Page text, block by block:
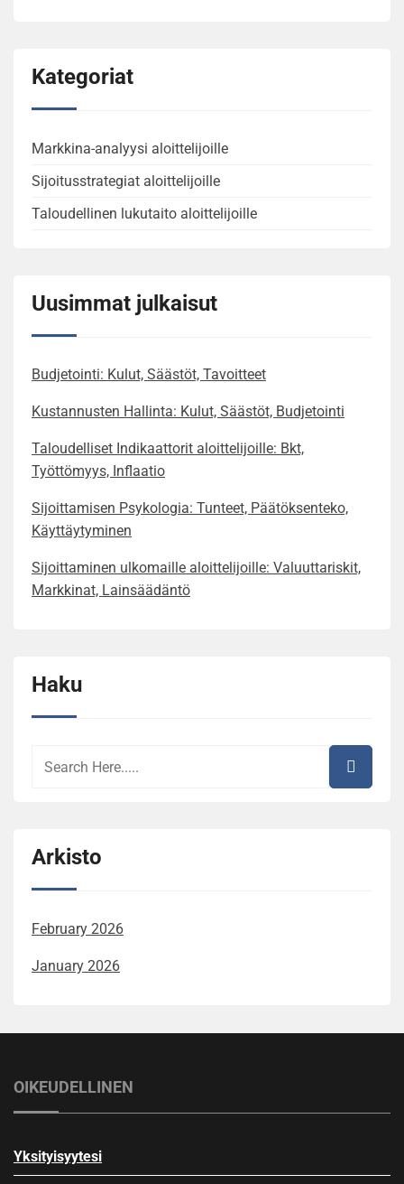
Kategoriat
Markkina-analyysi aloittelijoille
Sijoitusstrategiat aloittelijoille
Taloudellinen lukutaito aloittelijoille
Uusimmat julkaisut
Budjetointi: Kulut, Säästöt, Tavoitteet
Kustannusten Hallinta: Kulut, Säästöt, Budjetointi
Taloudelliset Indikaattorit aloittelijoille: Bkt,
Työttömyys, Inflaatio
Sijoittamisen Psykologia: Tunteet, Päätöksenteko,
Käyttäytyminen
Sijoittaminen ulkomaille aloittelijoille: Valuuttariskit,
Markkinat, Lainsäädäntö
Haku
Arkisto
February 2026
January 2026
OIKEUDELLINEN
Yksityisyytesi